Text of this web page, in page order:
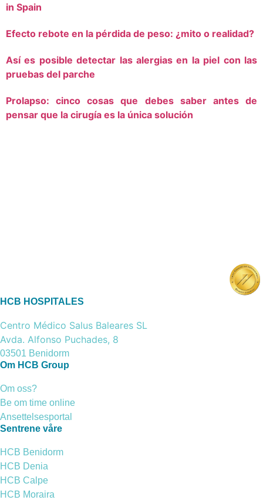
in Spain
Efecto rebote en la pérdida de peso: ¿mito o realidad?
Así es posible detectar las alergias en la piel con las
pruebas del parche
Prolapso: cinco cosas que debes saber antes de
pensar que la cirugía es la única solución
HCB HOSPITALES
Centro Médico Salus Baleares SL
Avda. Alfonso Puchades, 8
03501 Benidorm
Om HCB Group
Om oss?
Be om time online
Ansettelsesportal
Sentrene våre
HCB Benidorm
HCB Denia
HCB Calpe
HCB Moraira